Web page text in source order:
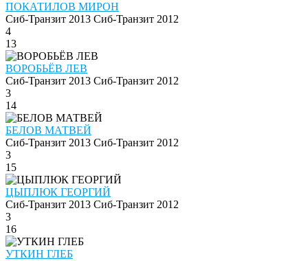
ПОКАТИЛОВ МИРОН
Сиб-Транзит 2013 Сиб-Транзит 2012
4
13
ВОРОБЬЁВ ЛЕВ
Сиб-Транзит 2013 Сиб-Транзит 2012
3
14
БЕЛОВ МАТВЕЙ
Сиб-Транзит 2013 Сиб-Транзит 2012
3
15
ЦЫПЛЮК ГЕОРГИЙ
Сиб-Транзит 2013 Сиб-Транзит 2012
3
16
УТКИН ГЛЕБ